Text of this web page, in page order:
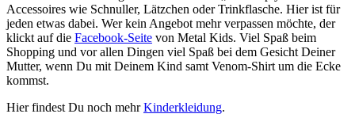
Accessoires wie Schnuller, Lätzchen oder Trinkflasche. Hier ist für
jeden etwas dabei. Wer kein Angebot mehr verpassen möchte, der
klickt auf die Facebook-Seite von Metal Kids. Viel Spaß beim
Shopping und vor allen Dingen viel Spaß bei dem Gesicht Deiner
Mutter, wenn Du mit Deinem Kind samt Venom-Shirt um die Ecke
kommst.
Hier findest Du noch mehrKinderkleidung.